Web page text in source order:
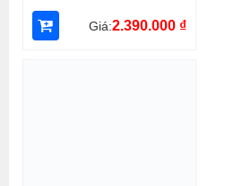
Giá:2.390.000 ₫